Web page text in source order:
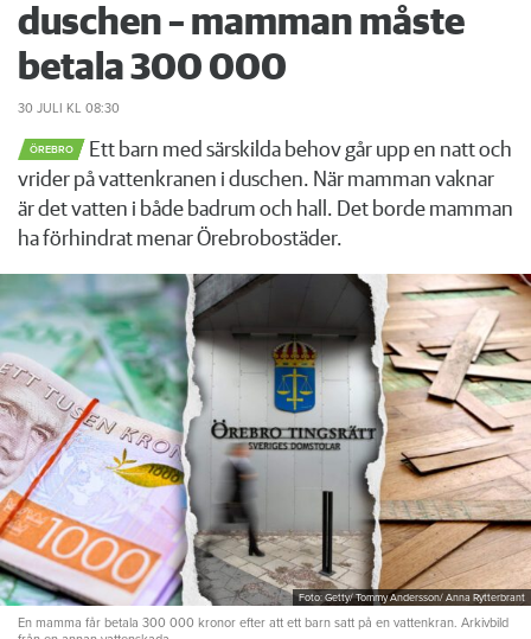
duschen – mamman måste
betala 300 000
30 JULI KL 08:30
ÖREBRO
Ett barn med särskilda behov går upp en natt och
vrider på vattenkranen i duschen. När mamman vaknar
är det vatten i både badrum och hall. Det borde mamman
ha förhindrat menar Örebrobostäder.
Foto: Getty/ Tommy Andersson/ Anna Rytterbrant
En mamma får betala 300 000 kronor efter att ett barn satt på en vattenkran. Arkivbild